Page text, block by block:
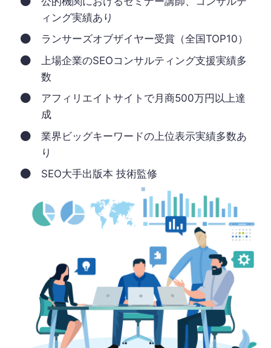
ィング実績あり
ランサーズオブザイヤー受賞（全国TOP10）
上場企業のSEOコンサルティング支援実績多
数
アフィリエイトサイトで月商500万円以上達
成
業界ビッグキーワードの上位表示実績多数あ
り
SEO大手出版本 技術監修